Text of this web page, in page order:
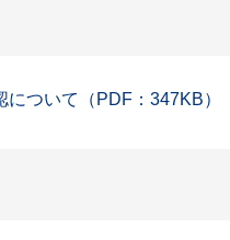
ついて（PDF：347KB）